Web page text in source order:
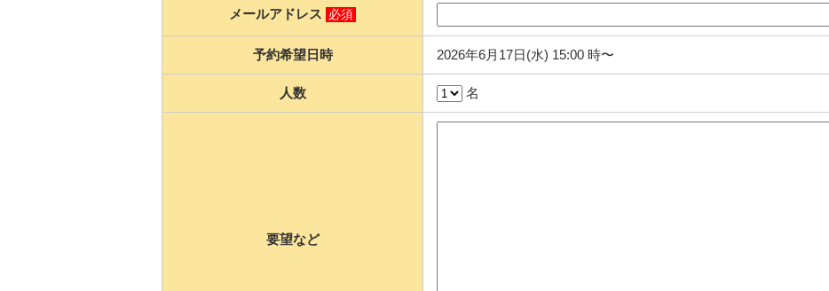
メールアドレス 必須
予約希望日時 2026年6月17日(水) 15:00 時〜
人数 名
要望など